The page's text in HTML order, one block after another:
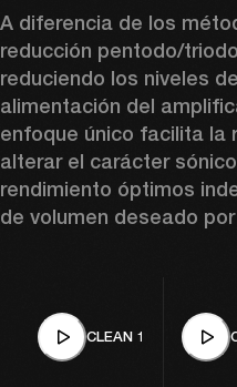
A diferencia de los
reducción pentodo/
reduciendo los niveles
alimentación del
enfoque único facilita la
alterar el carácter
rendimiento óptimos
de volumen deseado
CLEAN 1